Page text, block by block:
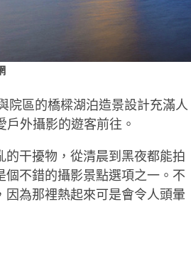
院區的橋樑湖泊造景設計充滿人
戶外攝影的遊客前往。
的干擾物，從清晨到黑夜都能拍
個不錯的攝影景點選項之一。不
為那裡熱起來可是會令人頭暈